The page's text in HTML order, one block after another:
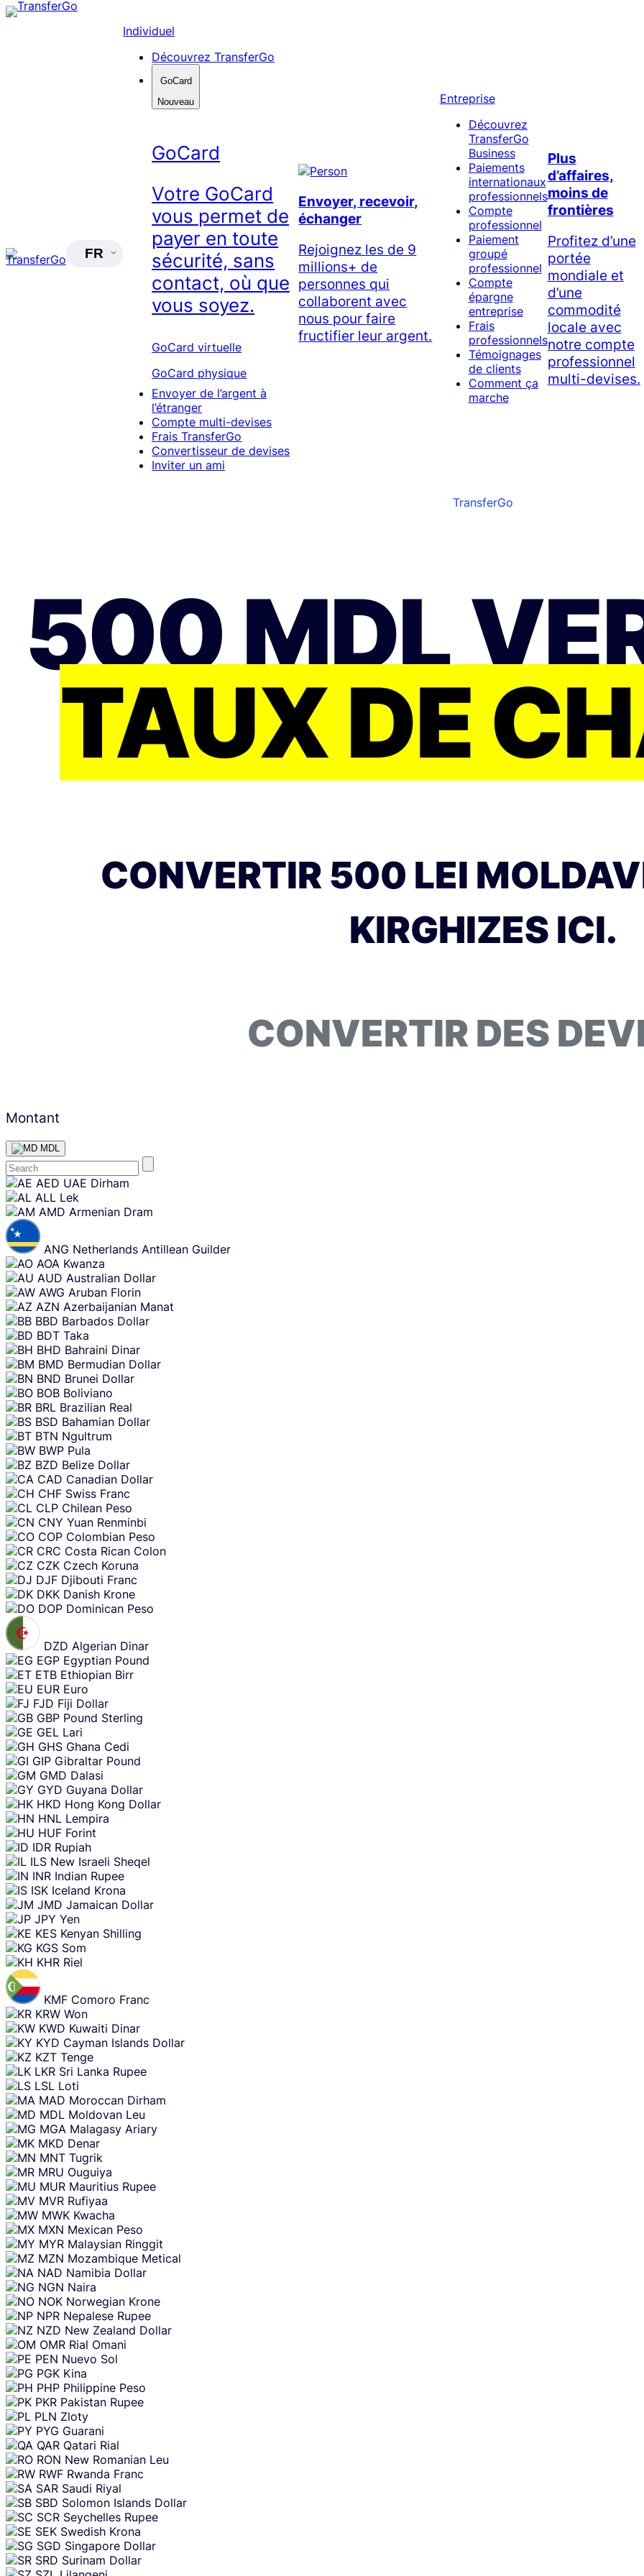
Skip
FR
Individuel
Découvrez TransferGo
GoCard
Nouveau
GoCard
Votre GoCard
vous permet de
payer en toute
sécurité, sans
contact, où que
vous soyez.
GoCard virtuelle
GoCard physique
Envoyer de l’argent à
l’étranger
Compte multi-devises
Frais TransferGo
Convertisseur de devises
Inviter un ami
Envoyer, recevoir,
échanger
Rejoignez les de 9
millions+ de
personnes qui
collaborent avec
nous pour faire
fructifier leur argent.
Entreprise
Découvrez
TransferGo
Business
Paiements
internationaux
professionnels
Compte
professionnel
Paiement
groupé
professionnel
Compte
épargne
entreprise
Frais
professionnels
Témoignages
de clients
Comment ça
marche
Plus
d’affaires,
moins de
frontières
Profitez d’une
portée
mondiale et
d’une
commodité
locale avec
notre compte
professionnel
multi-devises.
TransferGo
500 MDL
TAUX DE
CONVERTIR 500 LEI
KIRGHIZES ICI.
CONVERTIR DES
Montant
MDL
Skip
content
AED UAE Dirham
ALL Lek
AMD Armenian Dram
ANG Netherlands Antillean Guilder
AOA Kwanza
AUD Australian Dollar
AWG Aruban Florin
AZN Azerbaijanian Manat
BBD Barbados Dollar
BDT Taka
BHD Bahraini Dinar
BMD Bermudian Dollar
BND Brunei Dollar
BOB Boliviano
BRL Brazilian Real
BSD Bahamian Dollar
BTN Ngultrum
BWP Pula
BZD Belize Dollar
CAD Canadian Dollar
CHF Swiss Franc
CLP Chilean Peso
CNY Yuan Renminbi
COP Colombian Peso
CRC Costa Rican Colon
CZK Czech Koruna
DJF Djibouti Franc
DKK Danish Krone
DOP Dominican Peso
DZD Algerian Dinar
EGP Egyptian Pound
ETB Ethiopian Birr
EUR Euro
FJD Fiji Dollar
GBP Pound Sterling
GEL Lari
GHS Ghana Cedi
GIP Gibraltar Pound
GMD Dalasi
GYD Guyana Dollar
HKD Hong Kong Dollar
HNL Lempira
HUF Forint
IDR Rupiah
ILS New Israeli Sheqel
INR Indian Rupee
ISK Iceland Krona
JMD Jamaican Dollar
JPY Yen
KES Kenyan Shilling
KGS Som
KHR Riel
KMF Comoro Franc
KRW Won
KWD Kuwaiti Dinar
KYD Cayman Islands Dollar
KZT Tenge
LKR Sri Lanka Rupee
LSL Loti
MAD Moroccan Dirham
MDL Moldovan Leu
MGA Malagasy Ariary
MKD Denar
MNT Tugrik
MRU Ouguiya
MUR Mauritius Rupee
MVR Rufiyaa
MWK Kwacha
MXN Mexican Peso
MYR Malaysian Ringgit
MZN Mozambique Metical
NAD Namibia Dollar
NGN Naira
NOK Norwegian Krone
NPR Nepalese Rupee
NZD New Zealand Dollar
OMR Rial Omani
PEN Nuevo Sol
PGK Kina
PHP Philippine Peso
PKR Pakistan Rupee
PLN Zloty
PYG Guarani
QAR Qatari Rial
RON New Romanian Leu
RWF Rwanda Franc
SAR Saudi Riyal
SBD Solomon Islands Dollar
SCR Seychelles Rupee
SEK Swedish Krona
SGD Singapore Dollar
SRD Surinam Dollar